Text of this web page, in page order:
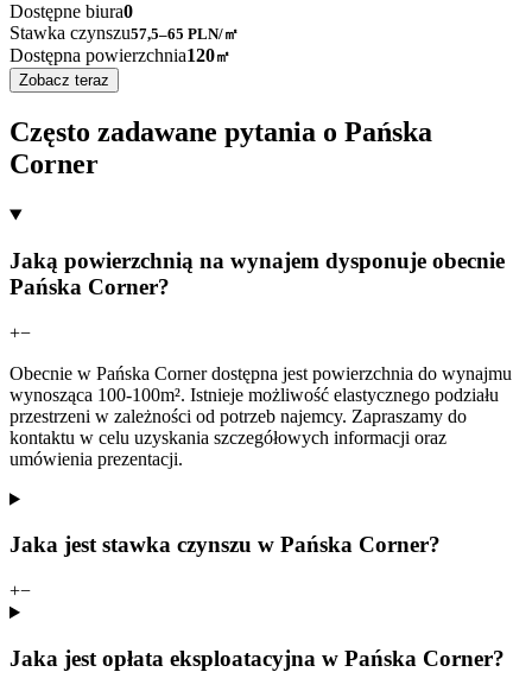
Dostępne biura0
Stawka czynszu57,5–65 PLN/㎡
Dostępna powierzchnia120㎡
Zobacz teraz
Często zadawane pytania o Pańska
Corner
Jaką powierzchnią na wynajem dysponuje obecnie
Pańska Corner?
+−
Obecnie w Pańska Corner dostępna jest powierzchnia do wynajmu
wynosząca 100-100m². Istnieje możliwość elastycznego podziału
przestrzeni w zależności od potrzeb najemcy. Zapraszamy do
kontaktu w celu uzyskania szczegółowych informacji oraz
umówienia prezentacji.
Jaka jest stawka czynszu w Pańska Corner?
+−
Jaka jest opłata eksploatacyjna w Pańska Corner?